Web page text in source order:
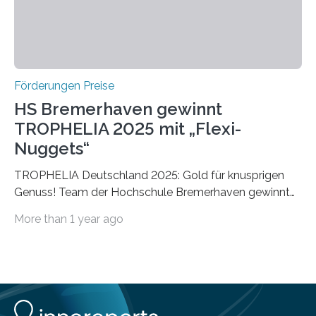
Förderungen Preise
HS Bremerhaven gewinnt
TROPHELIA 2025 mit „Flexi-
Nuggets“
TROPHELIA Deutschland 2025: Gold für knusprigen
Genuss! Team der Hochschule Bremerhaven gewinnt
ECOTROPHELIAMit der Produktidee “Flexi-Nuggets”
Studierende der Lebensmittelwissenschaften und
wurde zum 16. Mal durch den Forschungskreis der
More than 1 year ago